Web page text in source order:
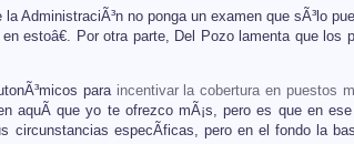
AdministraciÃ³n no ponga un examen que sÃ³lo
estoâ€. Por otra parte, Del Pozo lamenta que los
paraincentivar la cobertura en puestos
aquÃ­ que yo te ofrezco mÃ¡s, pero es que en
circunstancias especÃ­ficas, pero en el fondo la